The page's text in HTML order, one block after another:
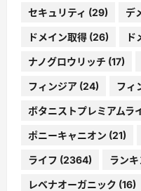
セキュリティ (29) デ
ドメイン取得 (26) ド
ナノグロウリッチ (17)
フィンジア (24) フィ
ボタニストプレミアムラ
ポニーキャニオン (21)
ライフ (2364) ラン
レベナオーガニック (16)